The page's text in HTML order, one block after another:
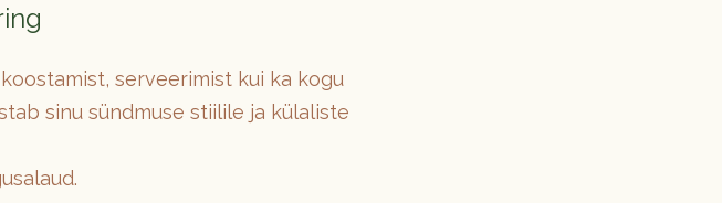
serveerimist kui ka kogu
sinu sündmuse stiilile ja külaliste